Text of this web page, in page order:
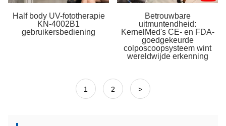
Half body UV-fototherapie
KN-4002B1
gebruikersbediening
Betrouwbare
uitmuntendheid:
KernelMed's CE- en FDA-
goedgekeurde
colposcoopsysteem wint
wereldwijde erkenning
1 2 >